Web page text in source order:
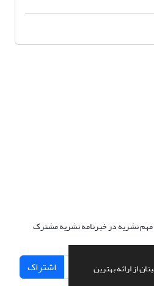
از ارائه بهترین
مهم نشریه در خبرنامه نشریه مشترک
اشتراک